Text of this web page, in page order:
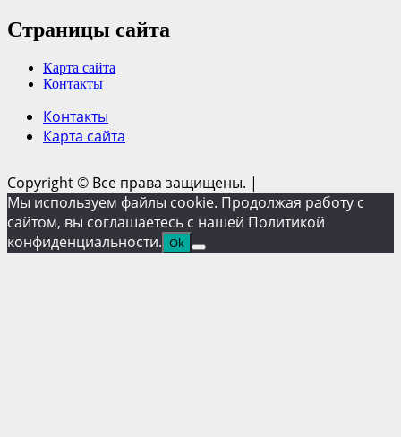
Страницы сайта
Карта сайта
Контакты
Контакты
Карта сайта
Copyright © Все права защищены. |
Мы используем файлы cookie. Продолжая работу с
сайтом, вы соглашаетесь с нашей Политикой
конфиденциальности. Ok